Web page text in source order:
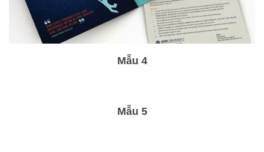
Mẫu 4
Mẫu 5